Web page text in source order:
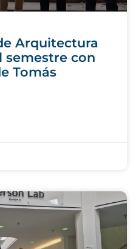
Arquitectura
semestre con
Tomás